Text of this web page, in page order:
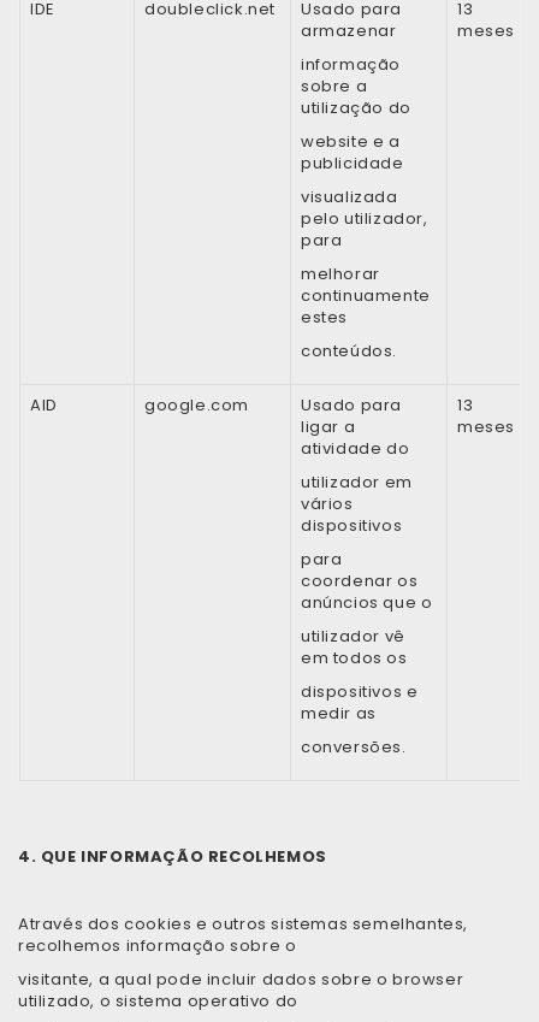
IDE doubleclick.net
Usado para
armazenar
informação
sobre a
utilização do
website e a
publicidade
visualizada
pelo utilizador,
para
melhorar
continuamente
estes
conteúdos.
13
meses
AID google.com
Usado para
ligar a
atividade do
utilizador em
vários
dispositivos
para
coordenar os
anúncios que o
utilizador vê
em todos os
dispositivos e
medir as
conversões.
13
meses
4. QUE INFORMAÇÃO RECOLHEMOS
Através dos cookies e outros sistemas semelhantes,
recolhemos informação sobre o
visitante, a qual pode incluir dados sobre o browser
utilizado, o sistema operativo do